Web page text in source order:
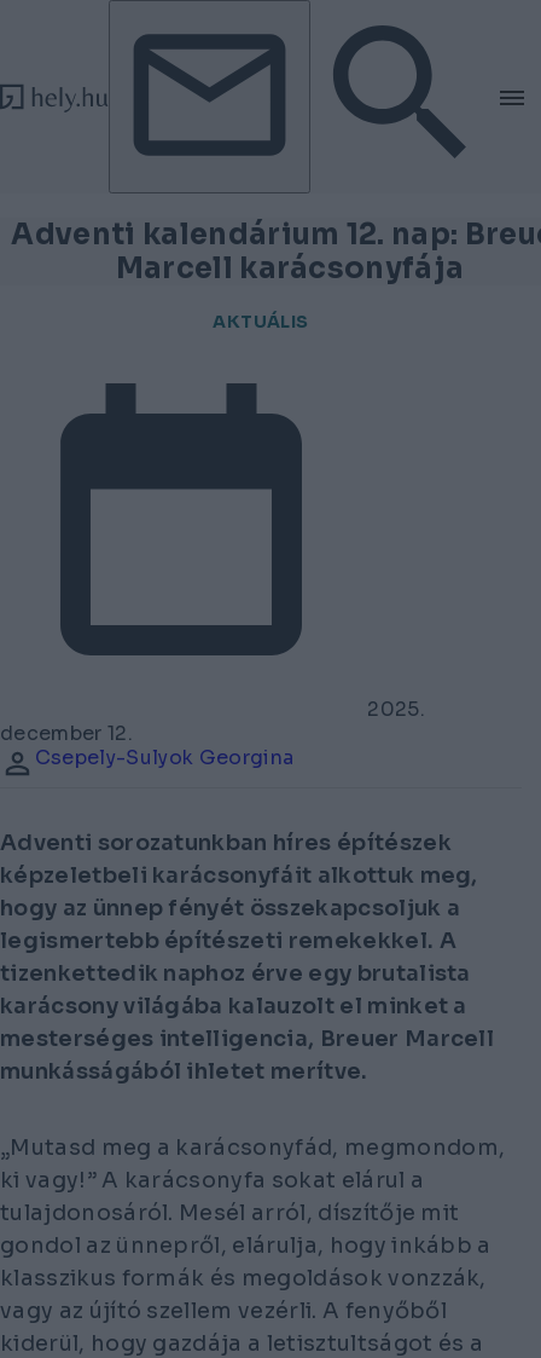
Tovább a tartalomhoz
Tovább a lábléchez
Adventi kalendárium 12. nap:
Marcell karácsonyfája
AKTUÁLIS
2025.
december 12.
Csepely-Sulyok Georgina
Adventi sorozatunkban híres építészek
képzeletbeli karácsonyfáit alkottuk meg,
hogy az ünnep fényét összekapcsoljuk a
legismertebb építészeti remekekkel. A
tizenkettedik naphoz érve egy brutalista
karácsony világába kalauzolt el minket a
mesterséges intelligencia, Breuer Marcell
munkásságából ihletet merítve.
„Mutasd meg a karácsonyfád, megmondom,
ki vagy!” A karácsonyfa sokat elárul a
tulajdonosáról. Mesél arról, díszítője mit
gondol az ünnepről, elárulja, hogy inkább a
klasszikus formák és megoldások vonzzák,
vagy az újító szellem vezérli. A fenyőből
kiderül, hogy gazdája a letisztultságot és a